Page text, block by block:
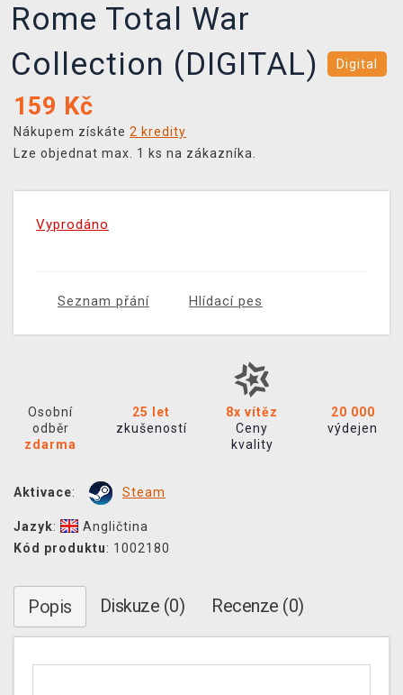
Rome Total War
Collection (DIGITAL)
Digital
159 Kč
Nákupem získáte 2 kredity
Lze objednat max. 1 ks na zákazníka.
Vyprodáno
Seznam přání Hlídací pes
Osobní
odběr
zdarma
25 let
zkušeností
8x vítěz
Ceny
kvality
20 000
výdejen
Aktivace: Steam
Jazyk:
Angličtina
Kód produktu: 1002180
Popis Diskuze (0) Recenze (0)